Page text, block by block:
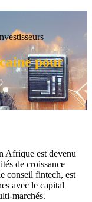
pour
Afrique est devenu
de croissance
conseil fintech, est
avec le capital
marchés.